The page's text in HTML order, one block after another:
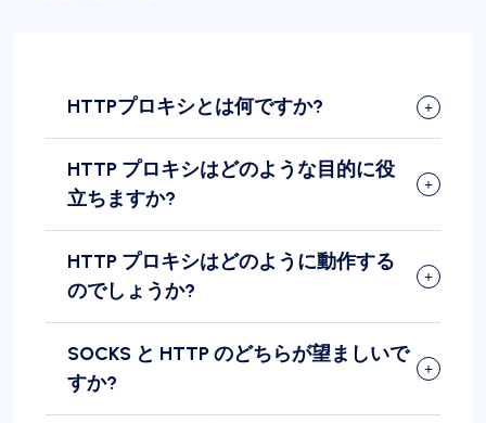
HTTPプロキシとは何ですか?
HTTP プロキシはどのような目的に役
立ちますか?
HTTP プロキシはどのように動作する
のでしょうか?
SOCKS と HTTP のどちらが望ましいで
すか?